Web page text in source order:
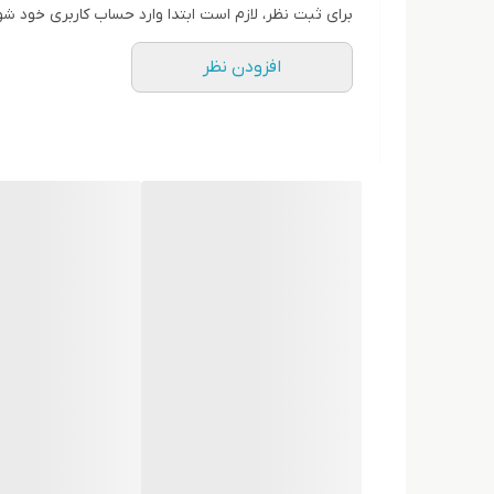
برای ثبت نظر، لازم است ابتدا وارد حساب کاربری خود
افزودن نظر